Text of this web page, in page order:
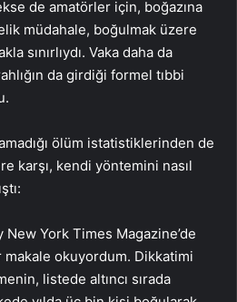
de amatörler için, boğazına
müdahale, boğulmak üzere
sınırlıydı. Vaka daha da
da girdiği formel tıbbi
ölüm istatistiklerinden de
karşı, kendi yöntemini nasıl
New York Times Magazine’de
okuyordum. Dikkatimi
listede altıncı sırada